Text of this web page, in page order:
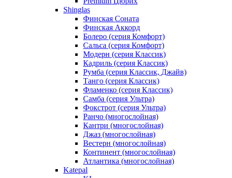
Shinglas
Финская Соната
Финская Аккорд
Болеро (серия Комфорт)
Сальса (серия Комфорт)
Модерн (серия Классик)
Кадриль (серия Классик)
Румба (серия Классик, Джайв)
Танго (серия Классик)
Фламенко (серия Классик)
Самба (серия Ультра)
Фокстрот (серия Ультра)
Ранчо (многослойная)
Кантри (многослойная)
Джаз (многослойная)
Вестерн (многослойная)
Континент (многослойная)
Атлантика (многослойная)
Katepal